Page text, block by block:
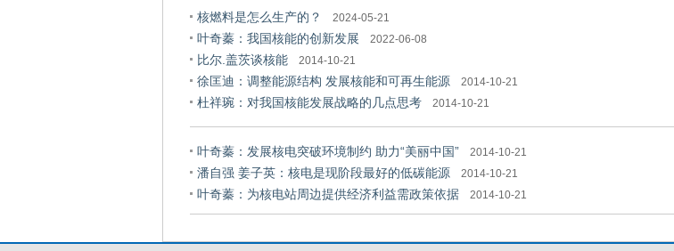
核燃料是怎么生产的？ 2024-05-21
叶奇蓁：我国核能的创新发展 2022-06-08
比尔.盖茨谈核能 2014-10-21
徐匡迪：调整能源结构 发展核能和可再生能源 2014-10-21
杜祥琬：对我国核能发展战略的几点思考 2014-10-21
叶奇蓁：发展核电突破环境制约 助力“美丽中国” 2014-10-21
潘自强 姜子英：核电是现阶段最好的低碳能源 2014-10-21
叶奇蓁：为核电站周边提供经济利益需政策依据 2014-10-21